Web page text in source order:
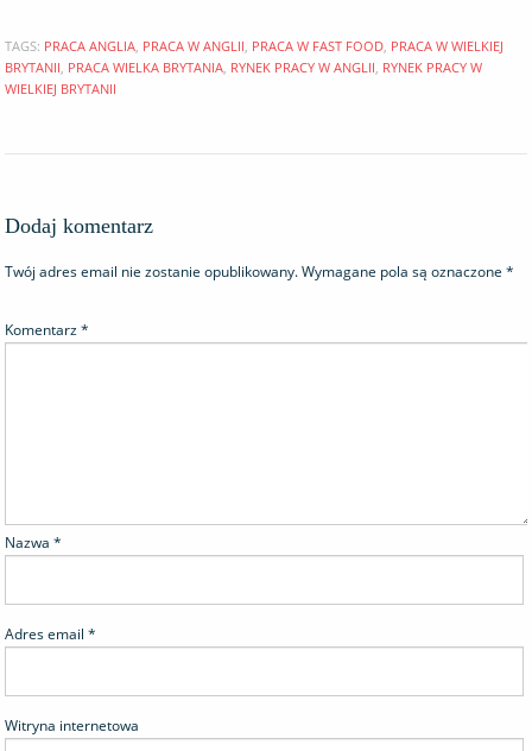
TAGS: PRACA ANGLIA PRACA W ANGLII PRACA W FAST FOOD PRACA W WIELKIEJ
BRYTANII PRACA WIELKA BRYTANIA RYNEK PRACY W ANGLII RYNEK PRACY W
WIELKIEJ BRYTANII
Dodaj komentarz
Twój adres email nie zostanie opublikowany. Wymagane pola są oznaczone*
Komentarz*
Nazwa*
Adres email*
Witryna internetowa